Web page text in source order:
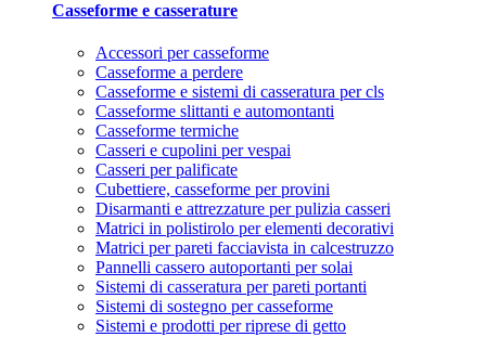
Casseforme e casserature
Accessori per casseforme
Casseforme a perdere
Casseforme e sistemi di casseratura per cls
Casseforme slittanti e automontanti
Casseforme termiche
Casseri e cupolini per vespai
Casseri per palificate
Cubettiere, casseforme per provini
Disarmanti e attrezzature per pulizia casseri
Matrici in polistirolo per elementi decorativi
Matrici per pareti facciavista in calcestruzzo
Pannelli cassero autoportanti per solai
Sistemi di casseratura per pareti portanti
Sistemi di sostegno per casseforme
Sistemi e prodotti per riprese di getto